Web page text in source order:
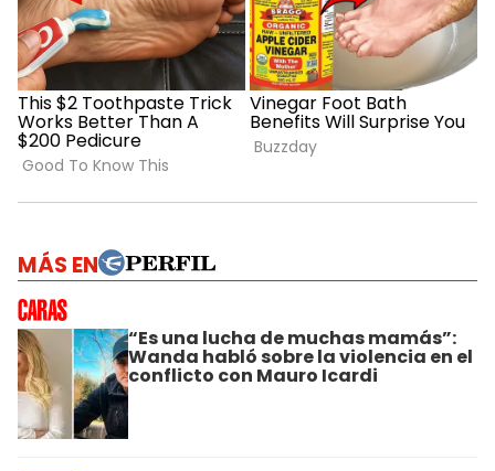
MÁS EN
“Es una lucha de muchas mamás”:
Wanda habló sobre la violencia en el
conflicto con Mauro Icardi